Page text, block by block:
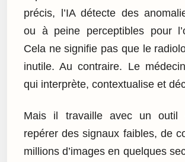
précis, l’IA détecte des
ou à peine perceptibles pour
Cela ne signifie pas que le
inutile. Au contraire. Le
qui interprète, contextualise et
Mais il travaille avec un outil
repérer des signaux faibles, de
millions d’images en quelques